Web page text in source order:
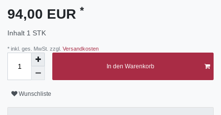
94,00 EUR *
Inhalt 1 STK
* inkl. ges. MwSt. zzgl. Versandkosten
In den Warenkorb
Wunschliste